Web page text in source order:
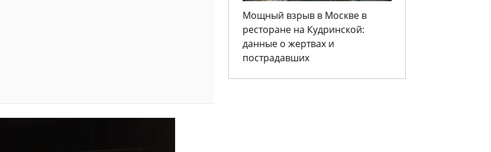
Мощный взрыв в Москве в
ресторане на Кудринской:
данные о жертвах и
пострадавших